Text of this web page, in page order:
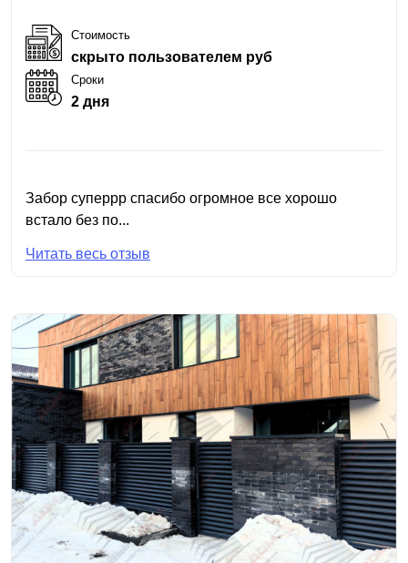
Стоимость
скрыто пользователем руб
Сроки
2 дня
Забор суперрр спасибо огромное все хорошо
встало без по...
Читать весь отзыв